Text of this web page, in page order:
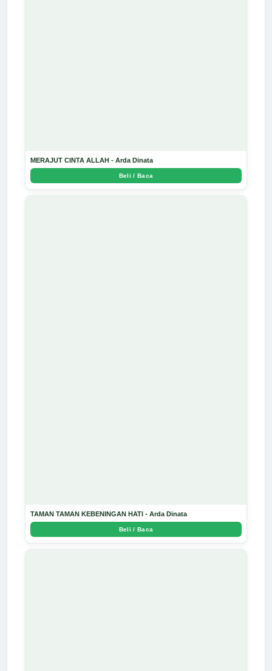
MERAJUT CINTA ALLAH - Arda Dinata
Beli / Baca
TAMAN TAMAN KEBENINGAN HATI - Arda Dinata
Beli / Baca